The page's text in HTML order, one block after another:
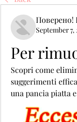
Поверено!
September 7,
Per
Scopri come
suggerimenti
una pancia piatta